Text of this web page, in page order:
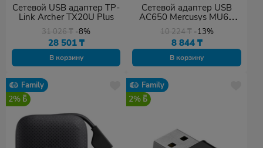
Сетевой USB адаптер TP-
Link Archer TX20U Plus
31 026₸ -8%
28 501 ₸
В корзину
Сетевой адаптер USB
AC650 Mercusys MU6H
черный
10 224₸ -13%
8 844 ₸
В корзину
Family
2%
Family
2%